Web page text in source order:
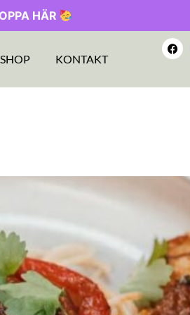
HÄR
KONTAKT